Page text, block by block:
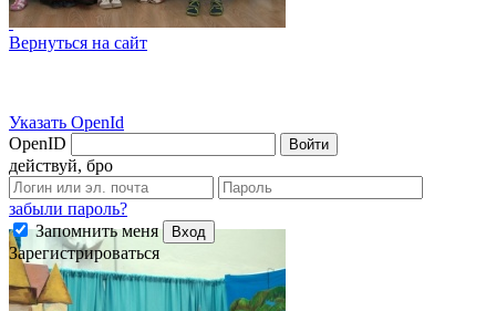
Вернуться на сайт
Указать OpenId
OpenID
Войти
действуй, бро
забыли пароль?
Запомнить меня
Вход
Зарегистрироваться